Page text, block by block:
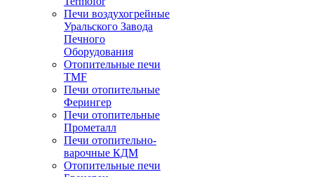
Печи воздухогрейные
Уральского Завода
Печного
Оборудования
Отопительные печи
TMF
Печи отопительные
Ферингер
Печи отопительные
Прометалл
Печи отопительно-
варочные КДМ
Отопительные печи